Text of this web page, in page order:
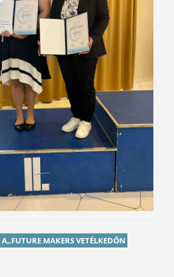
MAKERS VETÉLKEDŐN